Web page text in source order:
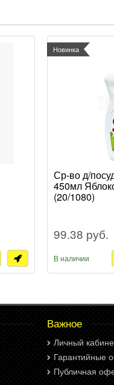
Новинка
Ср-во д/
450мл
(20/1080)
99.38 руб.
В наличии
Важное
Личный
Гарантийные
Публичная